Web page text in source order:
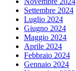
Settembre 2024
Luglio 2024
Giugno 2024
Maggio 2024
Aprile 2024
Febbraio 2024
Gennaio 2024